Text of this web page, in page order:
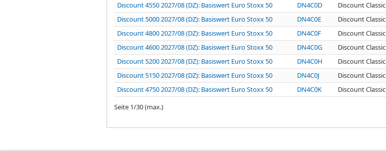
Discount 4550 2027/08 (DZ): Basiswert Euro Stoxx 50
DN4C0D Discount Classic
Discount 5000 2027/08 (DZ): Basiswert Euro Stoxx 50
DN4C0E Discount Classic
Discount 4800 2027/08 (DZ): Basiswert Euro Stoxx 50
DN4C0F Discount Classic
Discount 4600 2027/08 (DZ): Basiswert Euro Stoxx 50
DN4C0G Discount Classic
Discount 5200 2027/08 (DZ): Basiswert Euro Stoxx 50
DN4C0H Discount Classic
Discount 5150 2027/08 (DZ): Basiswert Euro Stoxx 50
DN4C0J Discount Classic
Discount 4750 2027/08 (DZ): Basiswert Euro Stoxx 50
DN4C0K Discount Classic
Seite 1/30(max.)